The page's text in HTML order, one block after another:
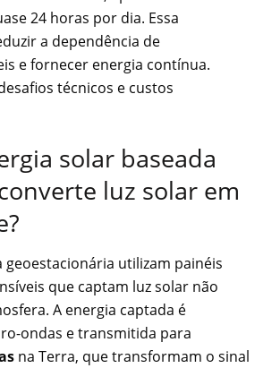
24 horas por dia. Essa
a dependência de
e fornecer energia contínua.
técnicos e custos
solar baseada
luz solar em
utilizam painéis
que captam luz solar não
A energia captada é
ondas e transmitida para
na Terra, que transformam o sinal